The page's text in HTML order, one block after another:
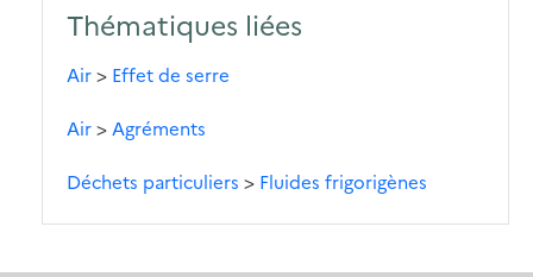
Thématiques liées
Air> Effet de serre
Air> Agréments
Déchets particuliers > Fluides frigorigènes